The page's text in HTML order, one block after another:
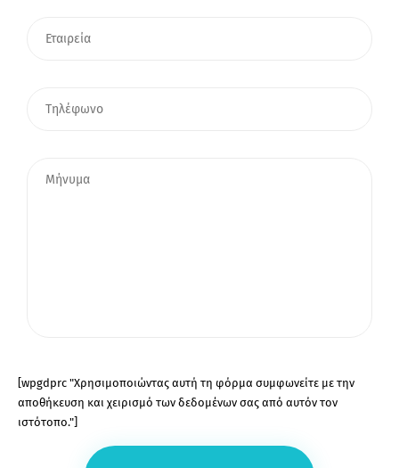
[wpgdprc "Χρησιμοποιώντας αυτή τη φόρμα συμφωνείτε με την
αποθήκευση και χειρισμό των δεδομένων σας από αυτόν τον
ιστότοπο."]